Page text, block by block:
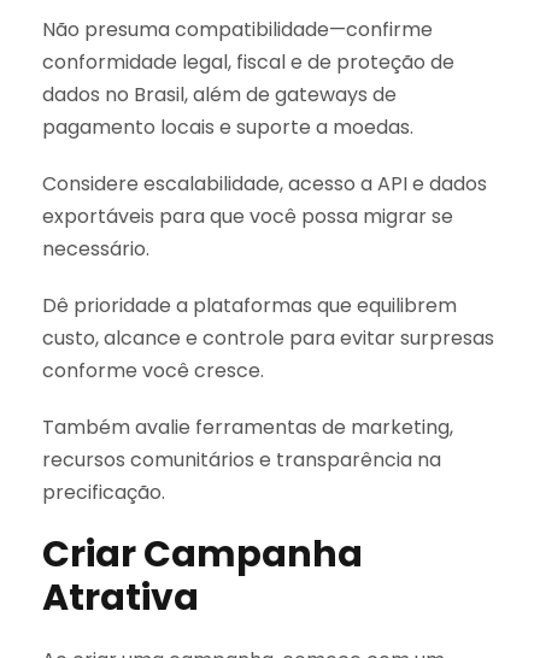
Não presuma compatibilidade—confirme
conformidade legal, fiscal e de proteção de
dados no Brasil, além de gateways de
pagamento locais e suporte a moedas.
Considere escalabilidade, acesso a API e dados
exportáveis para que você possa migrar se
necessário.
Dê prioridade a plataformas que equilibrem
custo, alcance e controle para evitar surpresas
conforme você cresce.
Também avalie ferramentas de marketing,
recursos comunitários e transparência na
precificação.
Criar Campanha
Atrativa